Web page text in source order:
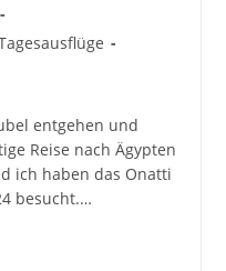
entgehen und
Reise nach Ägypten
ich haben das Onatti
besucht.…